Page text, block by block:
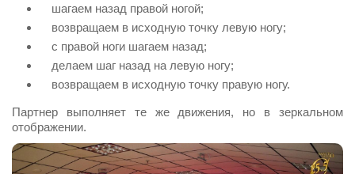
шагаем назад правой ногой;
возвращаем в исходную точку левую ногу;
с правой ноги шагаем назад;
делаем шаг назад на левую ногу;
возвращаем в исходную точку правую ногу.
Партнер выполняет те же движения, но в зеркальном
отображении.